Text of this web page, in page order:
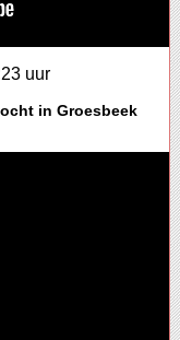
uur
in Groesbeek